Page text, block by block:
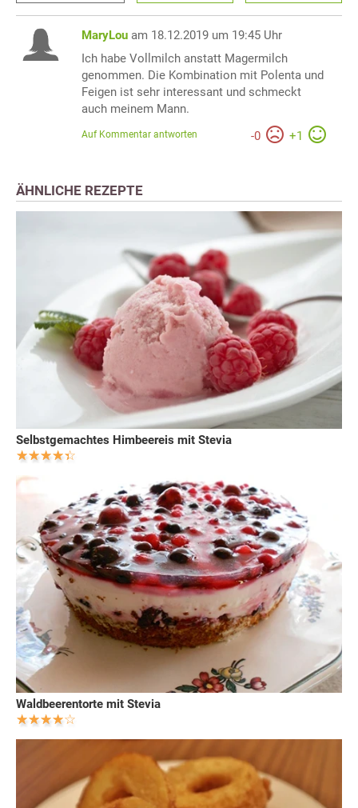
MaryLou am 18.12.2019 um 19:45 Uhr
Ich habe Vollmilch anstatt Magermilch
genommen. Die Kombination mit Polenta und
Feigen ist sehr interessant und schmeckt
auch meinem Mann.
-0 +1
Auf Kommentar antworten
ÄHNLICHE REZEPTE
Selbstgemachtes Himbeereis mit Stevia
Waldbeerentorte mit Stevia